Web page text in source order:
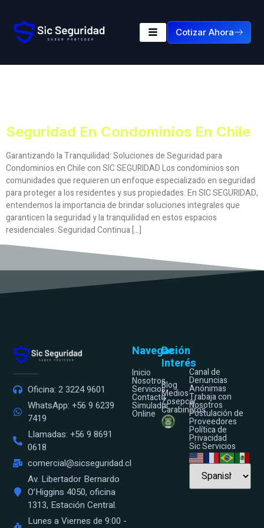
Cotizar Ahora
Seguridad En Condominios En Chile
Garantizando la Tranquilidad: Soluciones de Seguridad para
Condominios en Chile con SIC SEGURIDAD Los condominios son
comunidades que requieren un enfoque especializado en seguridad
para proteger a los residentes y sus propiedades. En SIC SEGURIDAD,
entendemos la importancia de brindar soluciones integrales que
garanticen la seguridad y la tranquilidad en estos espacios
residenciales. Seguridad Continua […]
Oficina: 2 3224 9601
WhatsApp: +56 9 6239
7419
Llamadas: +56 9 8691
0618
comercial@sicseguridad.cl
Av. Libertador Bernardo
O’Higgins 4050, oficina
1313, Estación Central.
Lunes a Viernes de 9:00 -
Navegación
Inicio
Nosotros
Servicios
Contacto
Simulador
Online
De
Interés
Blog
Medios
Zosepcar
Carabineros
Canal de
Denuncias
Anónimas
Trabaja con
Nosotros
Postulación de
Proveedores
Política de
Privacidad
Sic Servicios